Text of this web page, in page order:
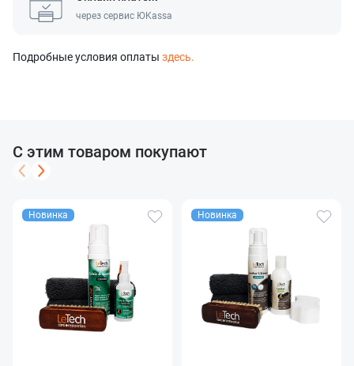
через сервис ЮKassa
Подробные условия оплаты здесь.
С этим товаром покупают
Новинка Новинка